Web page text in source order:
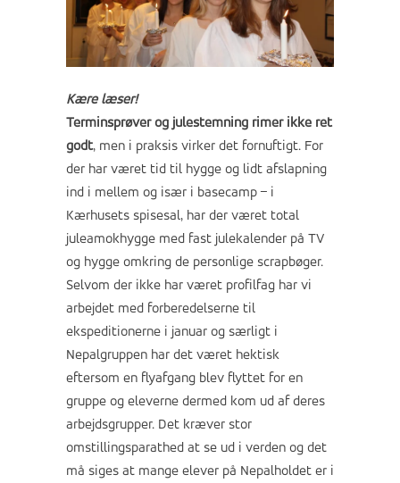
Kære læser!
Terminsprøver og julestemning rimer ikke ret
godt, men i praksis virker det fornuftigt. For
der har været tid til hygge og lidt afslapning
ind i mellem og især i basecamp – i
Kærhusets spisesal, har der været total
juleamokhygge med fast julekalender på TV
og hygge omkring de personlige scrapbøger.
Selvom der ikke har været profilfag har vi
arbejdet med forberedelserne til
ekspeditionerne i januar og særligt i
Nepalgruppen har det været hektisk
eftersom en flyafgang blev flyttet for en
gruppe og eleverne dermed kom ud af deres
arbejdsgrupper. Det kræver stor
omstillingsparathed at se ud i verden og det
må siges at mange elever på Nepalholdet er i